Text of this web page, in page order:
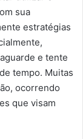
sua
estratégias
e tente
tempo. Muitas
ocorrendo
que visam